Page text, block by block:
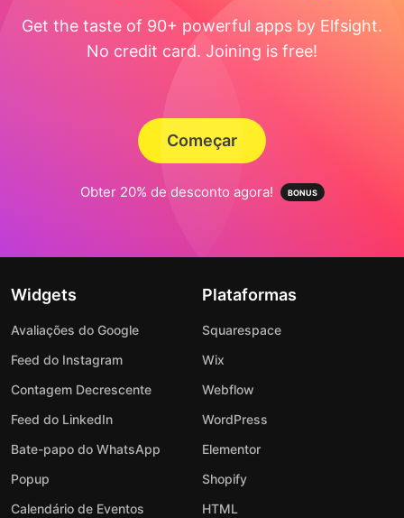
Get the taste of 90+ powerful apps by Elfsight.
No credit card. Joining is free!
Começar
Obter 20% de desconto agora!
Widgets
Avaliações do Google
Feed do Instagram
Contagem Decrescente
Feed do LinkedIn
Bate-papo do WhatsApp
Popup
Calendário de Eventos
Plataformas
Squarespace
Wix
Webflow
WordPress
Elementor
Shopify
HTML